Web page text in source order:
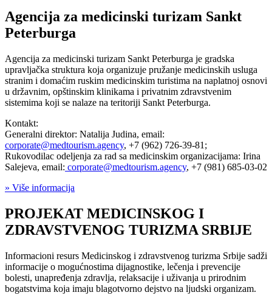
Agencija za medicinski turizam Sankt
Peterburga
Agencija za medicinski turizam Sankt Peterburga je gradska
upravljačka struktura koja organizuje pružanje medicinskih usluga
stranim i domaćim ruskim medicinskim turistima na naplatnoj osnovi
u državnim, opštinskim klinikama i privatnim zdravstvenim
sistemima koji se nalaze na teritoriji Sankt Peterburga.
Kontakt:
Generalni direktor: Natalija Judina, email:
corporate@medtourism.agency, +7 (962) 726-39-81;
Rukovodilac odeljenja za rad sa medicinskim organizacijama: Irina
Salejeva, email: corporate@medtourism.agency, +7 (981) 685-03-02
» Više informacija
PROJEKAT MEDICINSKOG I
ZDRAVSTVENOG TURIZMA SRBIJE
Informacioni resurs Medicinskog i zdravstvenog turizma Srbije sadži
informacije o mogućnostima dijagnostike, lečenja i prevencije
bolesti, unapređenja zdravlja, relaksacije i uživanja u prirodnim
bogatstvima koja imaju blagotvorno dejstvo na ljudski organizam.